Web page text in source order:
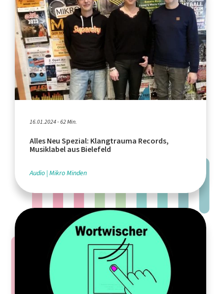
16.01.2024 - 62 Min.
Alles Neu Spezial: Klangtrauma Records,
Musiklabel aus Bielefeld
Audio Mikro Minden